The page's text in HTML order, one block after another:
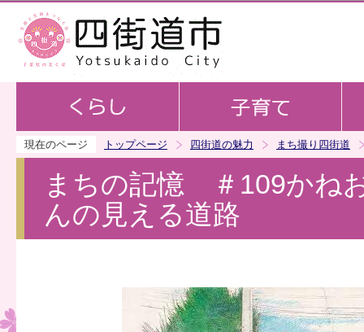
現在のページ トップページ 四街道の魅力 まち撮り四街道
まちの記憶 ＃109かね
んの見える道路